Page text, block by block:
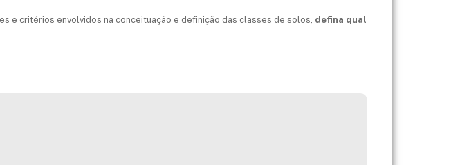
e critérios envolvidos na conceituação e definição das classes de solos, defina qual